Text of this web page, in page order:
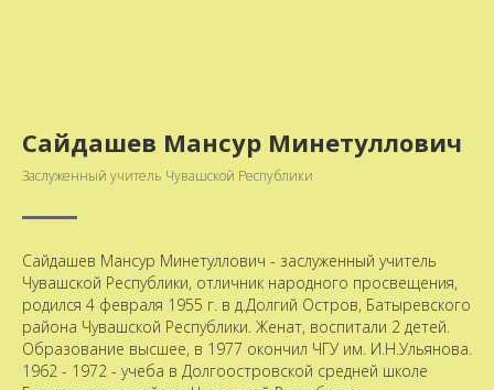
Сайдашев Мансур Минетуллович
Заслуженный учитель Чувашской Республики
Сайдашев Мансур Минетуллович - заслуженный учитель
Чувашской Республики, отличник народного просвещения,
родился 4 февраля 1955 г. в д.Долгий Остров, Батыревского
района Чувашской Республики. Женат, воспитали 2 детей.
Образование высшее, в 1977 окончил ЧГУ им. И.Н.Ульянова.
1962 - 1972 - учеба в Долгоостровской средней школе